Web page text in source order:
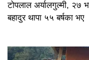
टोपलाल अर्यालगुल्मी, २७
बहादुर थापा ५५ बर्षका भए